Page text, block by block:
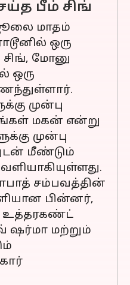
பீம் சிங்
மாதம்
ஒரு
சிங், மோனு
ஒரு
முன்பு
மகன் என்று
முன்பு
மீண்டும்
சம்பவத்தின்
பின்னர்,
உத்தரகண்ட்
ஷர்மா மற்றும்